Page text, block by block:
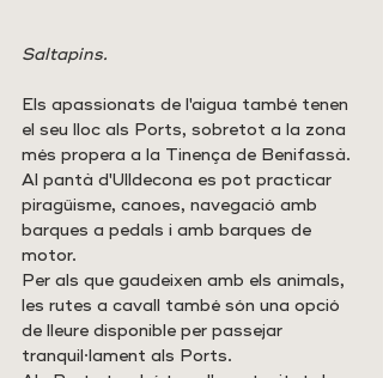
Saltapins.
Els apassionats de l'aigua també tenen
el seu lloc als Ports, sobretot a la zona
més propera a la Tinença de Benifassà.
Al pantà d'Ulldecona es pot practicar
piragüisme, canoes, navegació amb
barques a pedals i amb barques de
motor.
Per als que gaudeixen amb els animals,
les rutes a cavall també són una opció
de lleure disponible per passejar
tranquil·lament als Ports.